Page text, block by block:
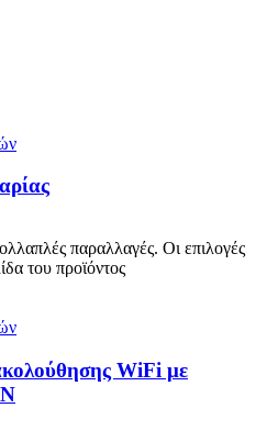
παραλλαγές. Οι επιλογές
του προϊόντος
WiFi με